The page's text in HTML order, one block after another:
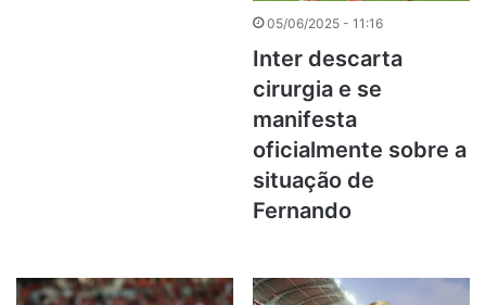
05/06/2025 - 11:16
Inter descarta
cirurgia e se
manifesta
oficialmente sobre a
situação de
Fernando